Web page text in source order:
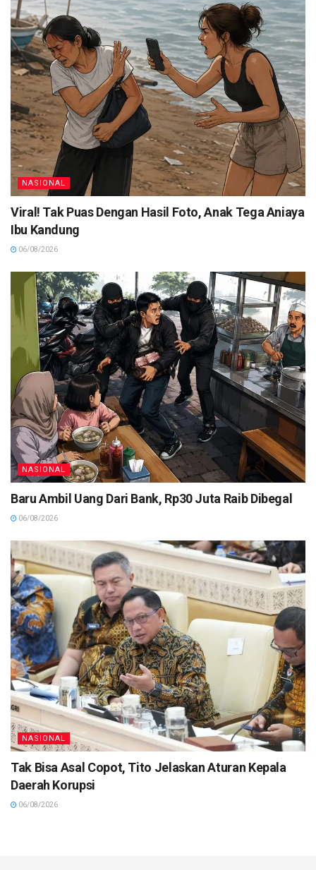
NASIONAL
Viral! Tak Puas Dengan Hasil Foto, Anak Tega Aniaya
Ibu Kandung
06/08/2026
NASIONAL
Baru Ambil Uang Dari Bank, Rp30 Juta Raib Dibegal
06/08/2026
NASIONAL
Tak Bisa Asal Copot, Tito Jelaskan Aturan Kepala
Daerah Korupsi
06/08/2026